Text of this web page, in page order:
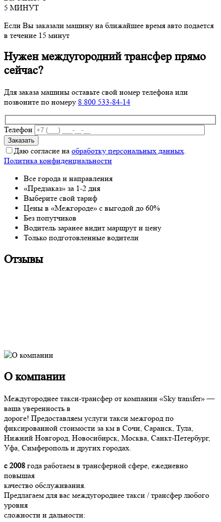
5 МИНУТ
Если Вы заказали машину на ближайшее время авто подается
в течение 15 минут
Нужен междугородний трансфер прямо
сейчас?
Для заказа машины оставьте свой номер телефона или
позвоните по номеру 8 800 533-84-14
Телефон
Даю согласие на обработку персональных данных.
Политика конфиденциальности
Все города и направления
«Предзаказ» за 1-2 дня
Выберите свой тариф
Цены в «Межгороде» с выгодой до 60%
Без попутчиков
Водитель заранее видит маршрут и цену
Только подготовленные водители
Отзывы
О компании
Междугороднее такси-трансфер от компании «Sky transfer» —
ваша уверенность в
дороге! Предоставляем услуги такси межгород по
фиксированной стоимости за км в Сочи, Саранск, Тула,
Нижний Новгород, Новосибирск, Москва, Санкт-Петербург,
Уфа, Симферополь и других городах.
с 2008 года работаем в трансферной сфере, ежедневно
повышая
качество обслуживания.
Предлагаем для вас междугороднее такси / трансфер любого
уровня
сложности и дальности: